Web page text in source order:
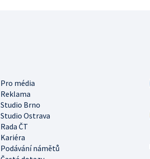
Pro média
Reklama
Studio Brno
Studio Ostrava
Rada ČT
Kariéra
Podávání námětů